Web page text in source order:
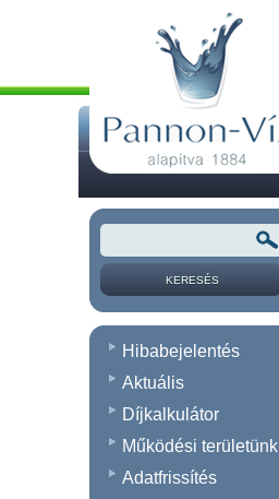
Hibabejelentés
Aktuális
Díjkalkulátor
Működési területünk
Adatfrissítés